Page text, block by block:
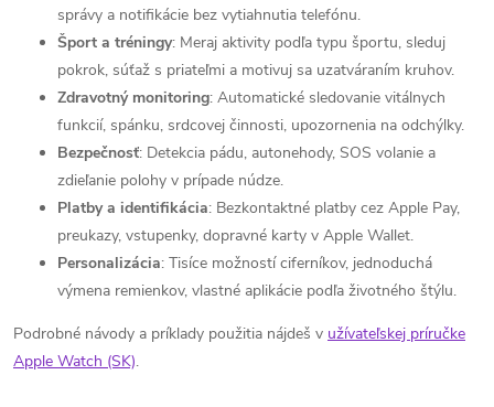
správy a notifikácie bez vytiahnutia telefónu.
Šport a tréningy: Meraj aktivity podľa typu športu, sleduj
pokrok, súťaž s priateľmi a motivuj sa uzatváraním kruhov.
Zdravotný monitoring: Automatické sledovanie vitálnych
funkcií, spánku, srdcovej činnosti, upozornenia na odchýlky.
Bezpečnosť: Detekcia pádu, autonehody, SOS volanie a
zdieľanie polohy v prípade núdze.
Platby a identifikácia: Bezkontaktné platby cez Apple Pay,
preukazy, vstupenky, dopravné karty v Apple Wallet.
Personalizácia: Tisíce možností ciferníkov, jednoduchá
výmena remienkov, vlastné aplikácie podľa životného štýlu.
Podrobné návody a príklady použitia nájdeš v užívateľskej príručke
Apple Watch (SK).